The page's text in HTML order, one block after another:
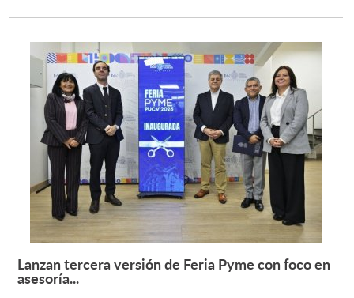
English
Leer más +
Lanzan tercera versión de Feria Pyme con foco en
asesoría...